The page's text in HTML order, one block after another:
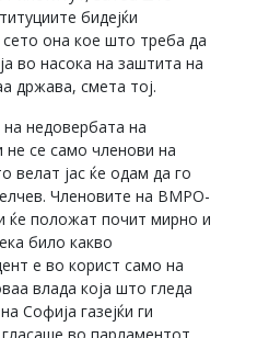
бидејќи
сето она кое што треба да
во насока на заштита на
држава, смета тој.
недовербата на
не се само членови на
јас ќе одам да го
Членовите на ВМРО-
ќе положат почит мирно и
било какво
е во корист само на
влада која што гледа
Софија газејќи ги
во парламентот,